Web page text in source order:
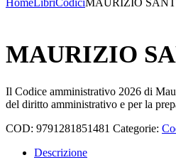
HomeLibriCodiciMAURIZIO
MAURIZIO
Il Codice amministrativo 2026 di
del diritto amministrativo e per la
COD: 9791281851481 Categorie:
Descrizione